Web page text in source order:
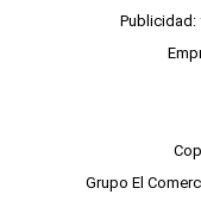
Grupo El